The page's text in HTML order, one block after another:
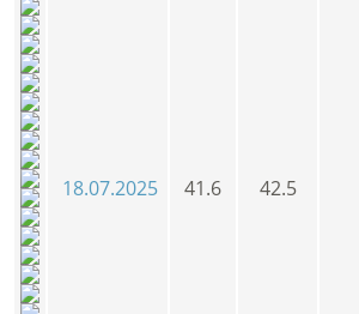
18.07.2025 41.6 42.5